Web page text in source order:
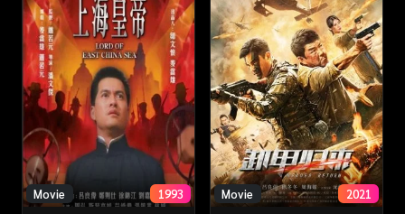
Movie 1993 Movie 2021